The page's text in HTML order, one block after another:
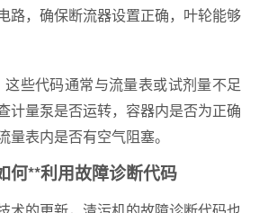
路，确保断流器设置正确，叶轮能够
些代码通常与流量表或试剂量不足
计量泵是否运转，容器内是否为正确
量表内是否有空气阻塞。
何**利用故障诊断代码